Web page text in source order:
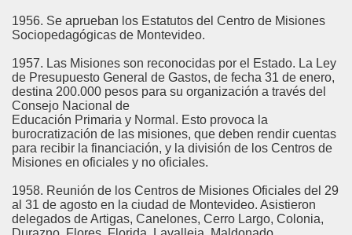
1956. Se aprueban los Estatutos del Centro de Misiones
Sociopedagógicas de Montevideo.
1957. Las Misiones son reconocidas por el Estado. La Ley
de Presupuesto General de Gastos, de fecha 31 de enero,
destina 200.000 pesos para su organización a través del
Consejo Nacional de
Educación Primaria y Normal. Esto provoca la
burocratización de las misiones, que deben rendir cuentas
para recibir la financiación, y la división de los Centros de
Misiones en oficiales y no oficiales.
1958. Reunión de los Centros de Misiones Oficiales del 29
al 31 de agosto en la ciudad de Montevideo. Asistieron
delegados de Artigas, Canelones, Cerro Largo, Colonia,